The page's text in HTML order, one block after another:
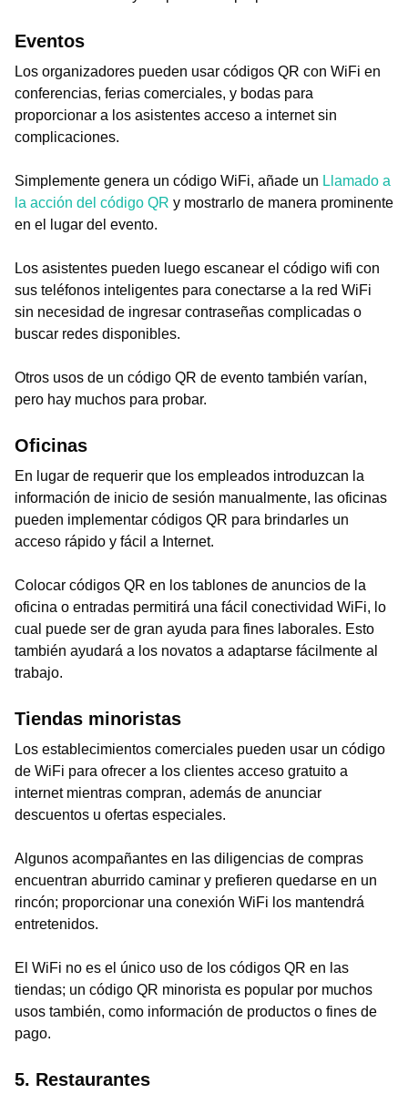
Eventos
Los organizadores pueden usar códigos QR con WiFi en
conferencias, ferias comerciales, y bodas para
proporcionar a los asistentes acceso a internet sin
complicaciones.
Simplemente genera un código WiFi, añade un Llamado a
la acción del código QR y mostrarlo de manera prominente
en el lugar del evento.
Los asistentes pueden luego escanear el código wifi con
sus teléfonos inteligentes para conectarse a la red WiFi
sin necesidad de ingresar contraseñas complicadas o
buscar redes disponibles.
Otros usos de un código QR de evento también varían,
pero hay muchos para probar.
Oficinas
En lugar de requerir que los empleados introduzcan la
información de inicio de sesión manualmente, las oficinas
pueden implementar códigos QR para brindarles un
acceso rápido y fácil a Internet.
Colocar códigos QR en los tablones de anuncios de la
oficina o entradas permitirá una fácil conectividad WiFi, lo
cual puede ser de gran ayuda para fines laborales. Esto
también ayudará a los novatos a adaptarse fácilmente al
trabajo.
Tiendas minoristas
Los establecimientos comerciales pueden usar un código
de WiFi para ofrecer a los clientes acceso gratuito a
internet mientras compran, además de anunciar
descuentos u ofertas especiales.
Algunos acompañantes en las diligencias de compras
encuentran aburrido caminar y prefieren quedarse en un
rincón; proporcionar una conexión WiFi los mantendrá
entretenidos.
El WiFi no es el único uso de los códigos QR en las
tiendas; un código QR minorista es popular por muchos
usos también, como información de productos o fines de
pago.
5. Restaurantes